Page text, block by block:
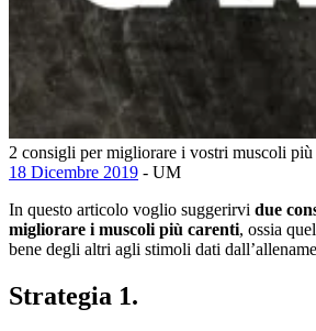
2 consigli per migliorare i vostri muscoli più
18 Dicembre 2019 - UM
In questo articolo voglio suggerirvi due
migliorare i muscoli più carenti, ossia
bene degli altri agli stimoli dati
Strategia 1.